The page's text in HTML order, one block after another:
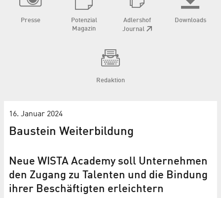
Presse
Potenzial
Magazin
Adlershof
Journal
Downloads
Redaktion
16. Januar 2024
Baustein Weiterbildung
Neue WISTA Academy soll Unternehmen
den Zugang zu Talenten und die Bindung
ihrer Beschäftigten erleichtern